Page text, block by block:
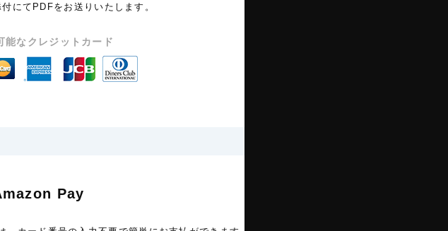
にてPDFをお送りいたします。
能なクレジットカード
Pay